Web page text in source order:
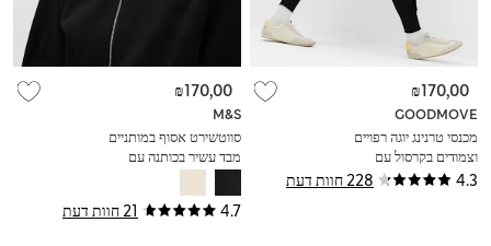
4.3 228 חוות דעת
GOODMOVE
מכנסי טרנינג יוגה רפויים
וצמודים בקרסול עם
מותניים גבוהים
₪170,00
4.7 21 חוות דעת
M&S
סווטשירט אסוף במותניים
מבד עשיר בכותנה עם
רוכסן מלא
₪170,00